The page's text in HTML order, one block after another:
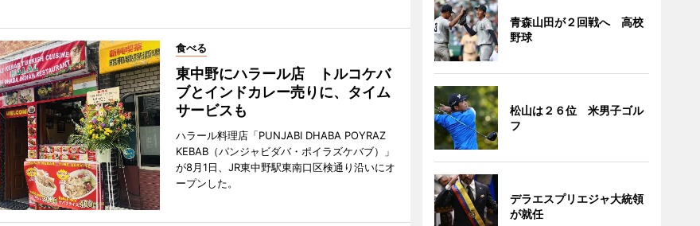
食べる
東中野にハラール店 トルコケバ
ブとインドカレー売りに、タイム
サービスも
ハラール料理店「PUNJABI DHABA POYRAZ
KEBAB（パンジャビダバ・ポイラズケバブ）」
が8月1日、JR東中野駅東南口区検通り沿いにオ
ープンした。
青森山田が２回戦へ 高校
野球
松山は２６位 米男子ゴル
フ
デラエスプリエジャ大統領
が就任